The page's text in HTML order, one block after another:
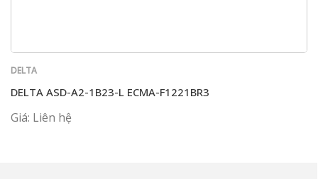
DELTA
DELTA ASD-A2-1B23-L ECMA-F1221BR3
Giá: Liên hệ